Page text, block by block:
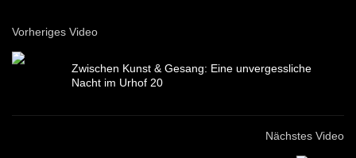
Vorheriges Video
Zwischen Kunst & Gesang: Eine unvergessliche
Nacht im Urhof 20
Nächstes Video